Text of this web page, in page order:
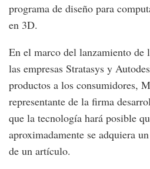
programa de diseño para
en 3D.
En el marco del lanzamiento de
las empresas Stratasys y
productos a los consumidores,
representante de la firma
que la tecnología hará posible
aproximadamente se adquiera
de un artículo.